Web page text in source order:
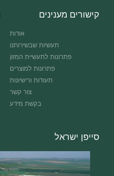
קישורים מענינים
אודות
תעשיות שבשירותנו
פתרונות לתעשיית המזון
פתרונות למוצרים
תעודות ורישיונות
צור קשר
בקשת מידע
סייפן ישראל